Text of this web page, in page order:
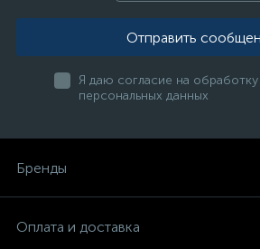
Отправить
Я даю согласие на
персональных данных
Бренды
Оплата и доставка